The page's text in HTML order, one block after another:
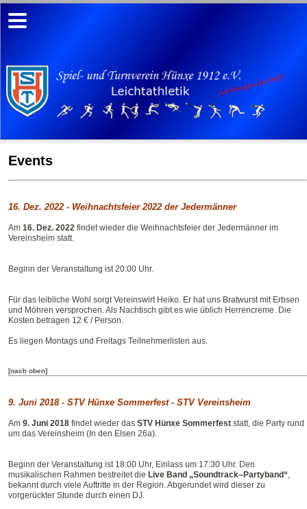
Events
16. Dez. 2022 - Weihnachtsfeier 2022 der Jedermänner
Am 16. Dez. 2022 findet wieder die Weihnachtsfeier der Jedermänner im
Vereinsheim statt.
Beginn der Veranstaltung ist 20:00 Uhr.
Für das leibliche Wohl sorgt Vereinswirt Heiko. Er hat uns Bratwurst mit Erbsen
und Möhren versprochen. Als Nachtisch gibt es wie üblich Herrencreme. Die
Kosten betragen 12 € / Person.
Es liegen Montags und Freitags Teilnehmerlisten aus.
[nach oben]
9. Juni 2018 - STV Hünxe Sommerfest - STV Vereinsheim
Am 9. Juni 2018 findet wieder das STV Hünxe Sommerfest statt, die Party rund
um das Vereinsheim (In den Elsen 26a).
Beginn der Veranstaltung ist 18:00 Uhr, Einlass um 17:30 Uhr. Den
musikalischen Rahmen bestreitet die Live Band „Soundtrack–Partyband“,
bekannt durch viele Auftritte in der Region. Abgerundet wird dieser zu
vorgerückter Stunde durch einen DJ.